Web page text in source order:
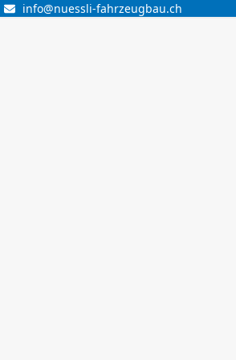
info@nuessli-fahrzeugbau.ch